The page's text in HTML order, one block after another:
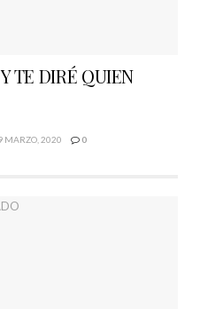
TE DIRÉ QUIEN
MARZO, 2020 0